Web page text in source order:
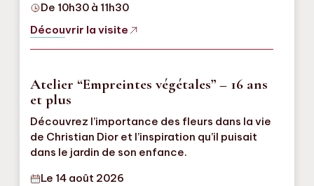
De 10h30 à 11h30
Découvrir la visite
Atelier “Empreintes végétales” – 16 ans
et plus
Découvrez l’importance des fleurs dans la vie
de Christian Dior et l’inspiration qu’il puisait
dans le jardin de son enfance.
Le 14 août 2026